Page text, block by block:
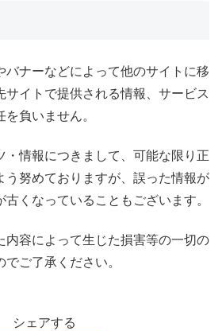
バナーなどによって他のサイトに移
サイトで提供される情報、サービス
負いません。
・情報につきまして、可能な限り正
う努めておりますが、誤った情報が
古くなっていることもございます。
内容によって生じた損害等の一切の
ご了承ください。
シェアする